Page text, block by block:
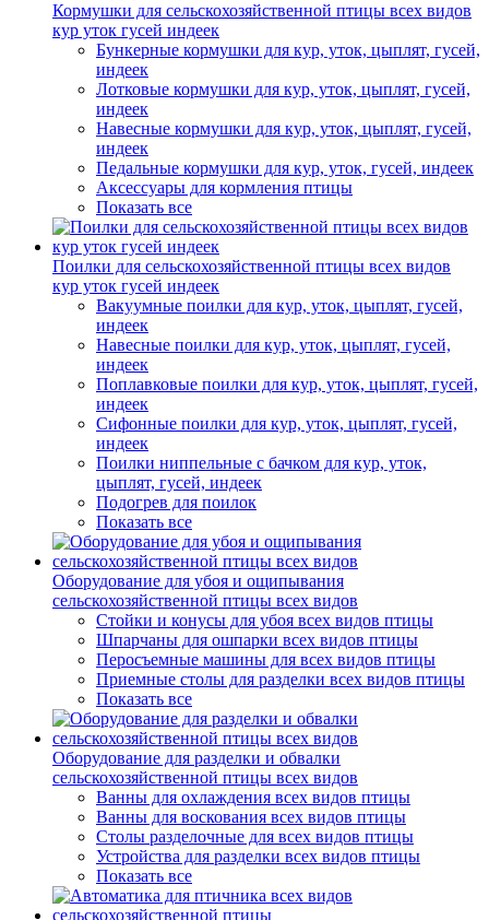
Кормушки для сельскохозяйственной птицы всех видов
кур уток гусей индеек
Бункерные кормушки для кур, уток, цыплят, гусей,
индеек
Лотковые кормушки для кур, уток, цыплят, гусей,
индеек
Навесные кормушки для кур, уток, цыплят, гусей,
индеек
Педальные кормушки для кур, уток, гусей, индеек
Аксессуары для кормления птицы
Показать все
Поилки для сельскохозяйственной птицы всех видов
кур уток гусей индеек
Вакуумные поилки для кур, уток, цыплят, гусей,
индеек
Навесные поилки для кур, уток, цыплят, гусей,
индеек
Поплавковые поилки для кур, уток, цыплят, гусей,
индеек
Сифонные поилки для кур, уток, цыплят, гусей,
индеек
Поилки ниппельные с бачком для кур, уток,
цыплят, гусей, индеек
Подогрев для поилок
Показать все
Оборудование для убоя и ощипывания
сельскохозяйственной птицы всех видов
Стойки и конусы для убоя всех видов птицы
Шпарчаны для ошпарки всех видов птицы
Перосъемные машины для всех видов птицы
Приемные столы для разделки всех видов птицы
Показать все
Оборудование для разделки и обвалки
сельскохозяйственной птицы всех видов
Ванны для охлаждения всех видов птицы
Ванны для воскования всех видов птицы
Столы разделочные для всех видов птицы
Устройства для разделки всех видов птицы
Показать все